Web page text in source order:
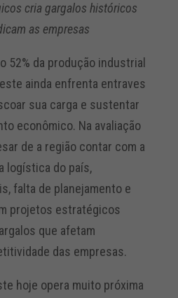
cria gargalos históricos
as empresas
52% da produção industrial
ainda enfrenta entraves
sua carga e sustentar
econômico. Na avaliação
de a região contar com a
logística do país,
falta de planejamento e
projetos estratégicos
que afetam
das empresas.
hoje opera muito próxima